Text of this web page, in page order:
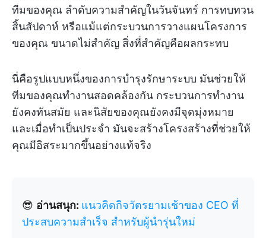
ทีมของคุณ ลำดับความสำคัญในวันจันทร์ การทบทวน
สิ้นสัปดาห์ หรือแม้แต่กระบวนการวางแผนโครงการ
ของคุณ ขนาดไม่สำคัญ สิ่งที่สำคัญคือผลกระทบ
นี่คือรูปแบบหนึ่งของการบำรุงรักษาระบบ มันช่วยให้
ทีมของคุณทำงานสอดคล้องกัน กระบวนการทำงาน
ยังคงทันสมัย และนิสัยของคุณยังคงมีจุดมุ่งหมาย
และเมื่อทำเป็นประจำ มันจะสร้างโครงสร้างที่ช่วยให้
คุณมีอิสระมากขึ้นอย่างแท้จริง
😎 อ่านสนุก: แนวคิดกิจวัตรยามเช้าของ CEO ที่
ประสบความสำเร็จ สำหรับผู้นำรุ่นใหม่